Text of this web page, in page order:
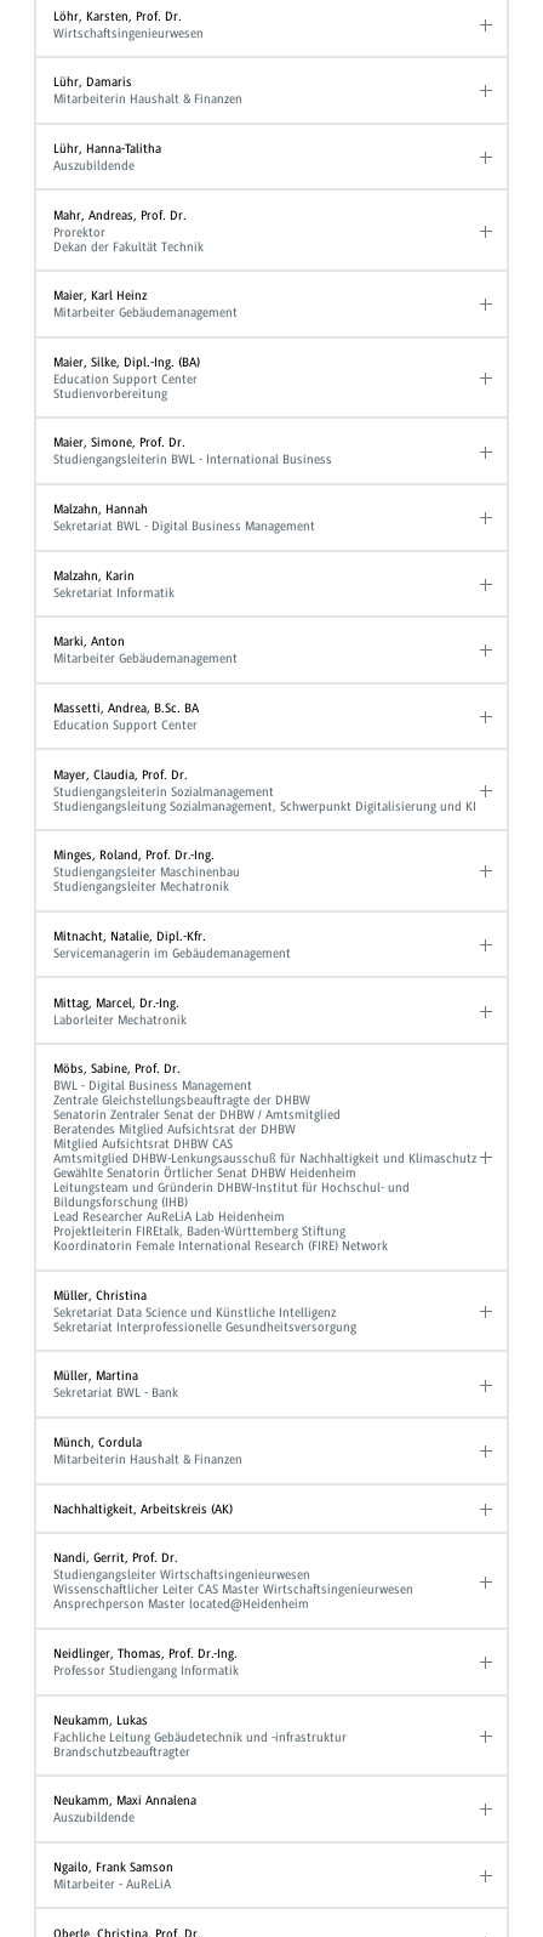
Löhr, Karsten, Prof. Dr.
Wirtschaftsingenieurwesen
Lühr, Damaris
Mitarbeiterin Haushalt & Finanzen
Lühr, Hanna-Talitha
Auszubildende
Mahr, Andreas, Prof. Dr.
Prorektor
Dekan der Fakultät Technik
Maier, Karl Heinz
Mitarbeiter Gebäudemanagement
Maier, Silke, Dipl.-Ing. (BA)
Education Support Center
Studienvorbereitung
Maier, Simone, Prof. Dr.
Studiengangsleiterin BWL - International Business
Malzahn, Hannah
Sekretariat BWL - Digital Business Management
Malzahn, Karin
Sekretariat Informatik
Marki, Anton
Mitarbeiter Gebäudemanagement
Massetti, Andrea, B.Sc. BA
Education Support Center
Mayer, Claudia, Prof. Dr.
Studiengangsleiterin Sozialmanagement
Studiengangsleitung Sozialmanagement, Schwerpunkt Digitalisierung und KI
Minges, Roland, Prof. Dr.-Ing.
Studiengangsleiter Maschinenbau
Studiengangsleiter Mechatronik
Mitnacht, Natalie, Dipl.-Kfr.
Servicemanagerin im Gebäudemanagement
Mittag, Marcel, Dr.-Ing.
Laborleiter Mechatronik
Möbs, Sabine, Prof. Dr.
BWL - Digital Business Management
Zentrale Gleichstellungsbeauftragte der DHBW
Senatorin Zentraler Senat der DHBW / Amtsmitglied
Beratendes Mitglied Aufsichtsrat der DHBW
Mitglied Aufsichtsrat DHBW CAS
Amtsmitglied DHBW-Lenkungsausschuß für Nachhaltigkeit und Klimaschutz
Gewählte Senatorin Örtlicher Senat DHBW Heidenheim
Leitungsteam und Gründerin DHBW-Institut für Hochschul- und
Bildungsforschung (IHB)
Lead Researcher AuReLiA Lab Heidenheim
Projektleiterin FIREtalk, Baden-Württemberg Stiftung
Koordinatorin Female International Research (FIRE) Network
Müller, Christina
Sekretariat Data Science und Künstliche Intelligenz
Sekretariat Interprofessionelle Gesundheitsversorgung
Müller, Martina
Sekretariat BWL - Bank
Münch, Cordula
Mitarbeiterin Haushalt & Finanzen
Nachhaltigkeit, Arbeitskreis (AK)
Nandi, Gerrit, Prof. Dr.
Studiengangsleiter Wirtschaftsingenieurwesen
Wissenschaftlicher Leiter CAS Master Wirtschaftsingenieurwesen
Ansprechperson Master located@Heidenheim
Neidlinger, Thomas, Prof. Dr.-Ing.
Professor Studiengang Informatik
Neukamm, Lukas
Fachliche Leitung Gebäudetechnik und -infrastruktur
Brandschutzbeauftragter
Neukamm, Maxi Annalena
Auszubildende
Ngailo, Frank Samson
Mitarbeiter - AuReLiA
Oberle, Christina, Prof. Dr.